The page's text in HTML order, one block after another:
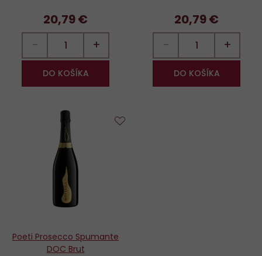
20,79 €
− +
DO KOŠÍKA
20,79 €
− +
DO KOŠÍKA
Poeti Prosecco Spumante
DOC Brut